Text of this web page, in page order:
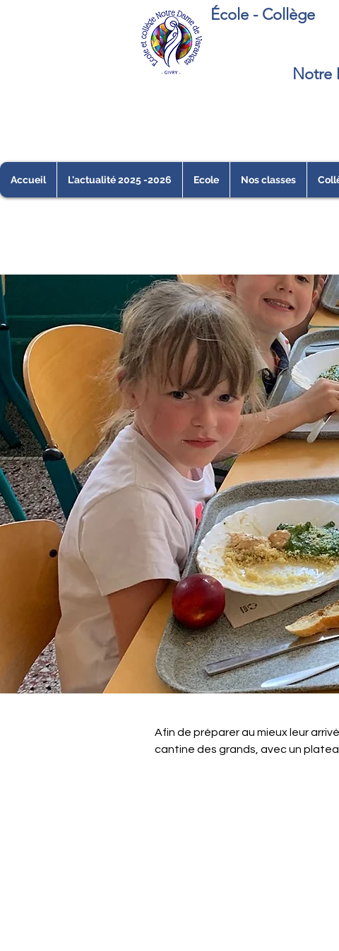
École - Collège
Notre
Accueil L'actualité 2025 -2026 Ecole Nos classes
Afin de préparer au mieux leur
cantine des grands, avec un